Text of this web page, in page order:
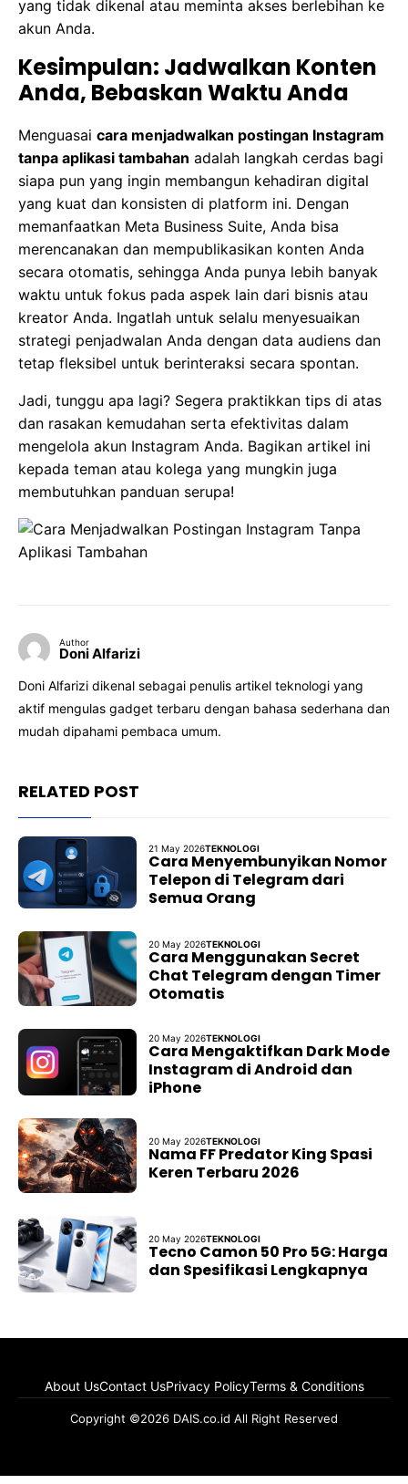
yang tidak dikenal atau meminta akses berlebihan ke
akun Anda.
Kesimpulan: Jadwalkan Konten
Anda, Bebaskan Waktu Anda
Menguasai cara menjadwalkan postingan Instagram
tanpa aplikasi tambahan adalah langkah cerdas bagi
siapa pun yang ingin membangun kehadiran digital
yang kuat dan konsisten di platform ini. Dengan
memanfaatkan Meta Business Suite, Anda bisa
merencanakan dan mempublikasikan konten Anda
secara otomatis, sehingga Anda punya lebih banyak
waktu untuk fokus pada aspek lain dari bisnis atau
kreator Anda. Ingatlah untuk selalu menyesuaikan
strategi penjadwalan Anda dengan data audiens dan
tetap fleksibel untuk berinteraksi secara spontan.
Jadi, tunggu apa lagi? Segera praktikkan tips di atas
dan rasakan kemudahan serta efektivitas dalam
mengelola akun Instagram Anda. Bagikan artikel ini
kepada teman atau kolega yang mungkin juga
membutuhkan panduan serupa!
Author
Doni Alfarizi
Doni Alfarizi dikenal sebagai penulis artikel teknologi yang
aktif mengulas gadget terbaru dengan bahasa sederhana dan
mudah dipahami pembaca umum.
RELATED POST
21 May 2026TEKNOLOGI
Cara Menyembunyikan Nomor
Telepon di Telegram dari
Semua Orang
20 May 2026TEKNOLOGI
Cara Menggunakan Secret
Chat Telegram dengan Timer
Otomatis
20 May 2026TEKNOLOGI
Cara Mengaktifkan Dark Mode
Instagram di Android dan
iPhone
20 May 2026TEKNOLOGI
Nama FF Predator King Spasi
Keren Terbaru 2026
20 May 2026TEKNOLOGI
Tecno Camon 50 Pro 5G: Harga
dan Spesifikasi Lengkapnya
About UsContact UsPrivacy PolicyTerms & Conditions
Copyright ©2026 DAIS.co.id All Right Reserved